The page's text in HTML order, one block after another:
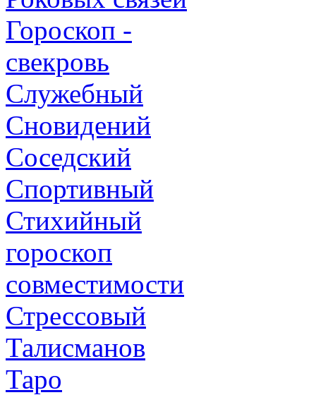
Гороскоп -
свекровь
Служебный
Сновидений
Соседский
Спортивный
Стихийный
гороскоп
совместимости
Стрессовый
Талисманов
Таро